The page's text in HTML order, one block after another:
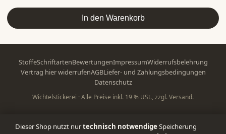
In den Warenkorb
StoffeSchriftartenBewertungenImpressumWiderrufsbelehrung
Vertrag hier widerrufenAGBLiefer- und Zahlungsbedingungen
Datenschutz
Wichtelstickerei · Alle Preise inkl. 19 % USt., zzgl. Versand.
Dieser Shop nutzt nurtechnisch notwendigeSpeicherung